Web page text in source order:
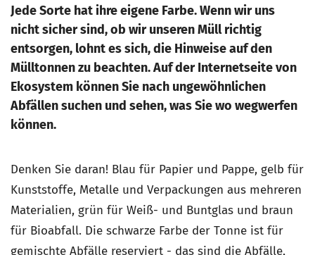
Jede Sorte hat ihre eigene Farbe. Wenn wir uns
nicht sicher sind, ob wir unseren Müll richtig
entsorgen, lohnt es sich, die Hinweise auf den
Mülltonnen zu beachten. Auf der Internetseite von
Ekosystem können Sie nach ungewöhnlichen
Abfällen suchen und sehen, was Sie wo wegwerfen
können.
Denken Sie daran! Blau für Papier und Pappe, gelb für
Kunststoffe, Metalle und Verpackungen aus mehreren
Materialien, grün für Weiß- und Buntglas und braun
für Bioabfall. Die schwarze Farbe der Tonne ist für
gemischte Abfälle reserviert - das sind die Abfälle,